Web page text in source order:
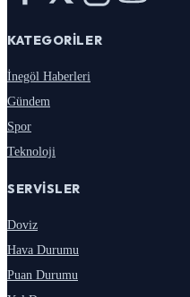
KATEGORILER
İnegöl Haberleri
Gündem
Spor
Teknoloji
SERVISLER
Doviz
Hava Durumu
Puan Durumu